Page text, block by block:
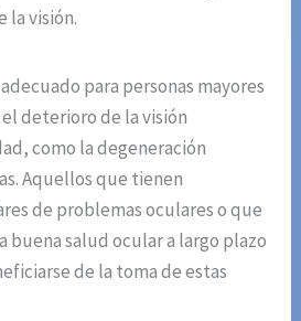
la visión.
para personas mayores
deterioro de la visión
como la degeneración
Aquellos que tienen
de problemas oculares o que
buena salud ocular a largo plazo
de la toma de estas